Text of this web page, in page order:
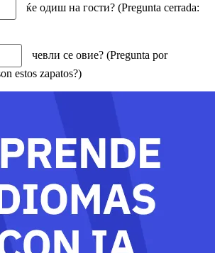
ќе одиш на гости? (Pregunta cerrada:
чевли се овие? (Pregunta por
estos zapatos?)